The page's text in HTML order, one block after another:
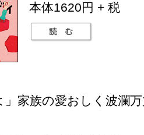
本体1620円 + 税
」家族の愛おしく波瀾